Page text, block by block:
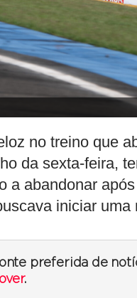
no treino que
da sexta-feira,
a abandonar
iniciar uma
preferida de
.